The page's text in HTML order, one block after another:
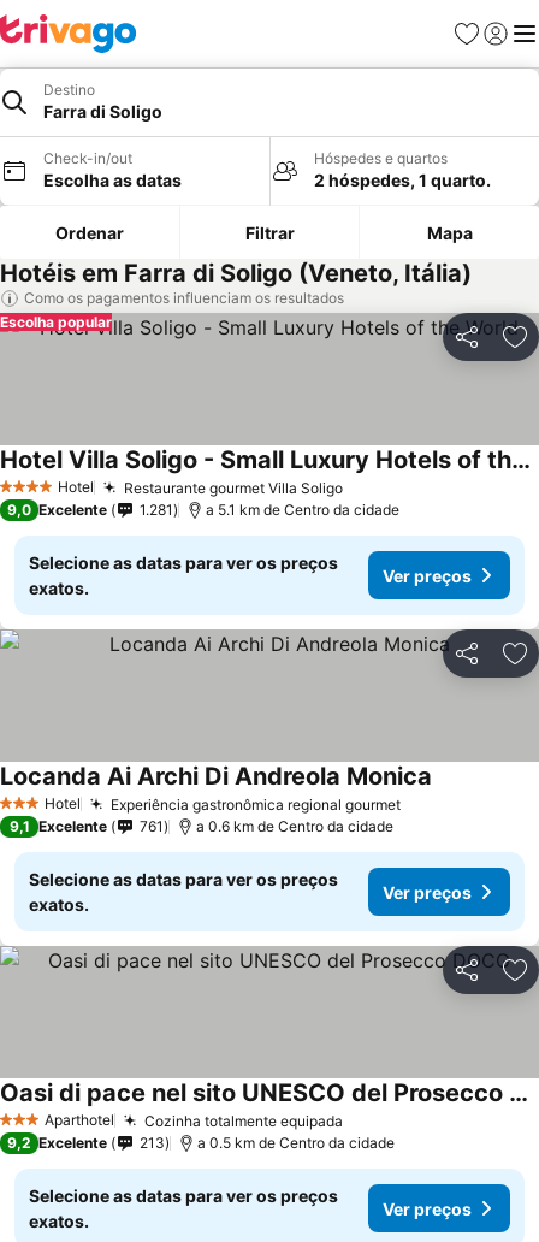
Favoritos
Iniciar
Destino
Farra di Soligo
Check-in/out
Escolha as datas
Hóspedes e quartos
2 hóspedes, 1 quarto.
Ordenar Filtrar Mapa
Hotéis em Farra di Soligo (Veneto, Itália)
Como os pagamentos influenciam os resultados
Partilhar
Escolha popular
4 EstrelasHotel Restaurante gourmet Villa Soligo
Hotel Villa Soligo - Small Luxury Hotels of the World
9,0 Excelente 1.281 a 5.1 km de Centro da cidade
Selecione as datas para ver os preços
exatos.
Ver preços
Partilhar
3 EstrelasHotel Experiência gastronômica regional gourmet
Locanda Ai Archi Di Andreola Monica
9,1 Excelente 761 a 0.6 km de Centro da cidade
Selecione as datas para ver os preços
exatos.
Ver preços
Partilhar
3 EstrelasAparthotel Cozinha totalmente equipada
Oasi di pace nel sito UNESCO del Prosecco DOCG
9,2 Excelente 213 a 0.5 km de Centro da cidade
Selecione as datas para ver os preços
exatos.
Ver preços